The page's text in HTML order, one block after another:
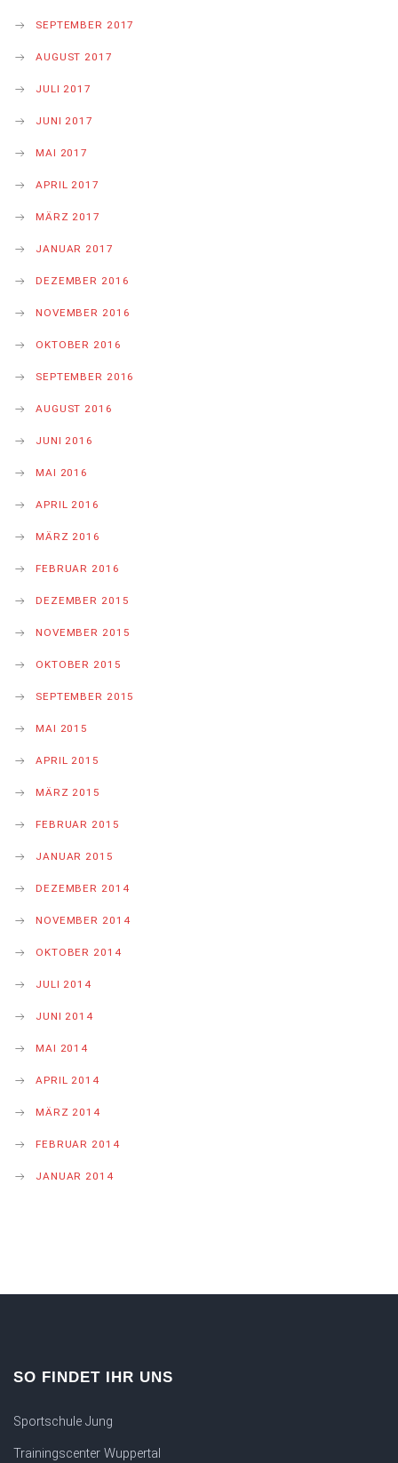
SEPTEMBER 2017
AUGUST 2017
JULI 2017
JUNI 2017
MAI 2017
APRIL 2017
MÄRZ 2017
JANUAR 2017
DEZEMBER 2016
NOVEMBER 2016
OKTOBER 2016
SEPTEMBER 2016
AUGUST 2016
JUNI 2016
MAI 2016
APRIL 2016
MÄRZ 2016
FEBRUAR 2016
DEZEMBER 2015
NOVEMBER 2015
OKTOBER 2015
SEPTEMBER 2015
MAI 2015
APRIL 2015
MÄRZ 2015
FEBRUAR 2015
JANUAR 2015
DEZEMBER 2014
NOVEMBER 2014
OKTOBER 2014
JULI 2014
JUNI 2014
MAI 2014
APRIL 2014
MÄRZ 2014
FEBRUAR 2014
JANUAR 2014
SO FINDET IHR UNS
Sportschule Jung
Trainingscenter Wuppertal